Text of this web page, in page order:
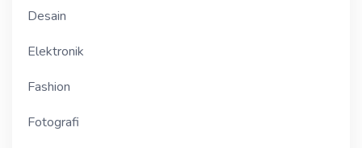
Desain
Elektronik
Fashion
Fotografi